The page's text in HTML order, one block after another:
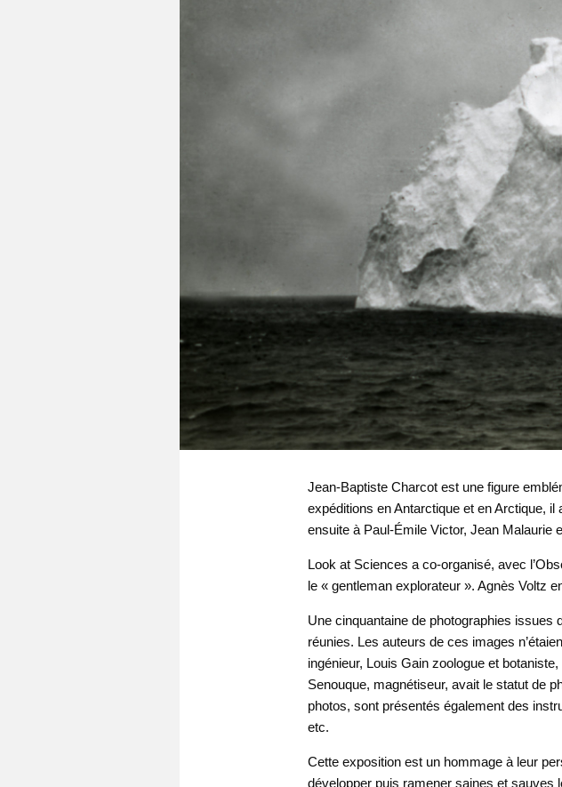
Jean-Baptiste Charcot est une figure
expéditions en Antarctique et en Arctique,
ensuite à Paul-Émile Victor, Jean Malaurie
Look at Sciences a co-organisé, avec
le « gentleman explorateur ». Agnès Voltz
Une cinquantaine de photographies issues
réunies. Les auteurs de ces images
ingénieur, Louis Gain zoologue et
Senouque, magnétiseur, avait le statut de
photos, sont présentés également des
etc.
Cette exposition est un hommage à leur
développer puis ramener saines et sauves